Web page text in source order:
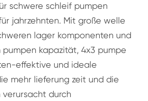
schwere schleif pumpen
jahrzehnten. Mit große welle
lager komponenten und
pumpen kapazität, 4x3 pumpe
effektive und ideale
mehr lieferung zeit und die
durch